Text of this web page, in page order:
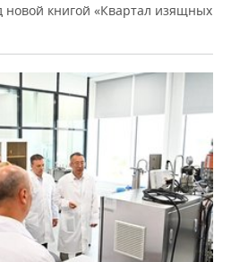
новой книгой «Квартал изящных